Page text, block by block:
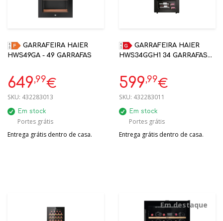
GARRAFEIRA HAIER
HWS49GA - 49 GARRAFAS
649,99€
SKU: 432283013
Em stock
Portes grátis
Entrega grátis dentro de casa.
GARRAFEIRA HAIER
HWS34GGH1 34 GARRAFAS
599,99€
SKU: 432283011
Em stock
Portes grátis
Entrega grátis dentro de casa.
Em destaque